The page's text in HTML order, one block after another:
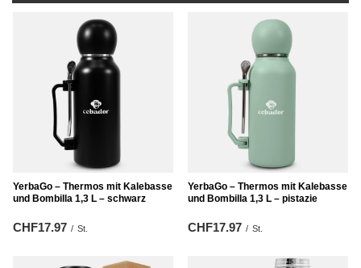
YerbaGo – Thermos mit Kalebasse
und Bombilla 1,3 L – schwarz
CHF17.97 / St.
YerbaGo – Thermos mit Kalebasse
und Bombilla 1,3 L – pistazie
CHF17.97 / St.